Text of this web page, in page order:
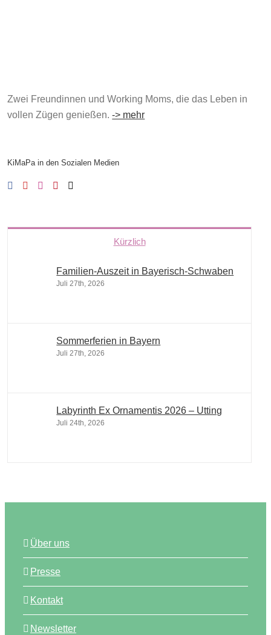
Zwei Freundinnen und Working Moms, die das Leben in
vollen Zügen genießen.-> mehr
KiMaPa in den Sozialen Medien
Kürzlich
Familien-Auszeit in Bayerisch-Schwaben
Juli 27th, 2026
Sommerferien in Bayern
Juli 27th, 2026
Labyrinth Ex Ornamentis 2026 – Utting
Juli 24th, 2026
Über uns
Presse
Kontakt
Newsletter